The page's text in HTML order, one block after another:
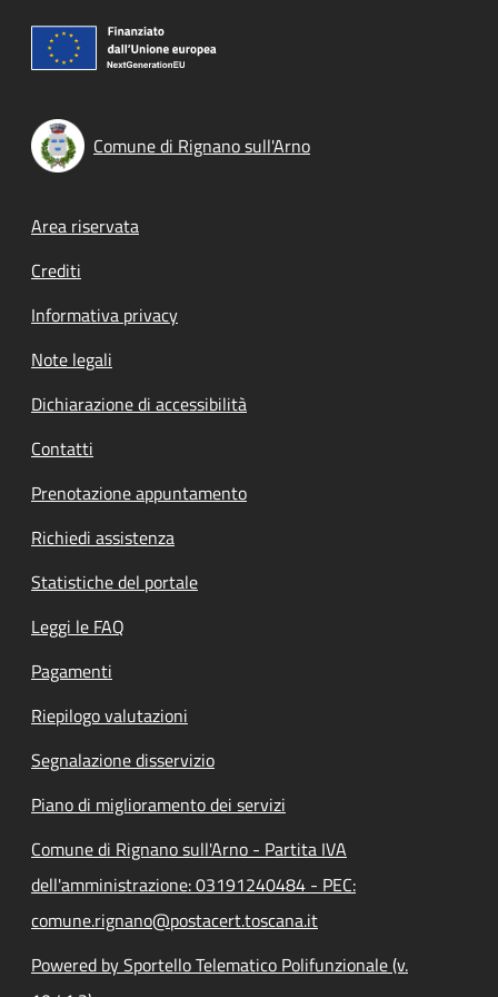
Comune di Rignano sull'Arno
Footer menu
Area riservata
Crediti
Informativa privacy
Note legali
Dichiarazione di accessibilità
Contatti
Prenotazione appuntamento
Richiedi assistenza
Statistiche del portale
Leggi le FAQ
Pagamenti
Riepilogo valutazioni
Segnalazione disservizio
Piano di miglioramento dei servizi
Comune di Rignano sull'Arno - Partita IVA
dell'amministrazione: 03191240484 - PEC:
comune.rignano@postacert.toscana.it
Powered by Sportello Telematico Polifunzionale (v.